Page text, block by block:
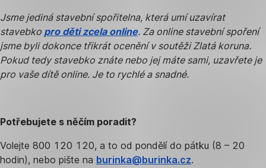
Jsme jediná stavební spořitelna, která umí uzavírat
stavebko pro děti zcela online. Za online stavební spoření
jsme byli dokonce třikrát ocenění v soutěži Zlatá koruna.
Pokud tedy stavebko znáte nebo jej máte sami, uzavřete je
pro vaše dítě online. Je to rychlé a snadné.
Potřebujete s něčím poradit?
Volejte 800 120 120, a to od pondělí do pátku (8 – 20
hodin), nebo pište na burinka@burinka.cz.